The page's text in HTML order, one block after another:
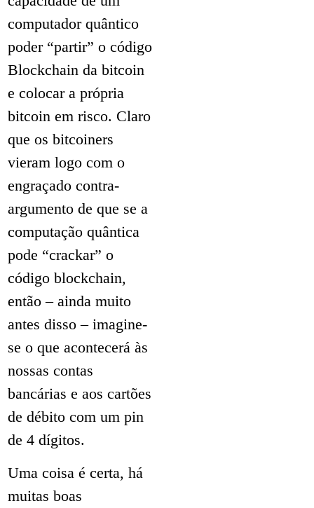
computador quântico
poder “partir” o código
Blockchain da bitcoin
e colocar a própria
bitcoin em risco. Claro
que os bitcoiners
vieram logo com o
engraçado contra-
argumento de que se a
computação quântica
pode “crackar” o
código blockchain,
então – ainda muito
antes disso – imagine-
se o que acontecerá às
nossas contas
bancárias e aos cartões
de débito com um pin
de 4 dígitos.
Uma coisa é certa, há
muitas boas